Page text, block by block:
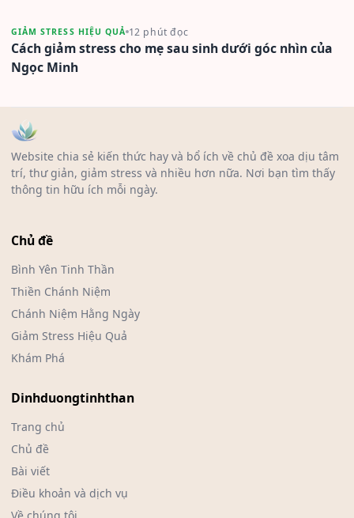
GIẢM STRESS HIỆU QUẢ 12 phút đọc
Cách giảm stress cho mẹ sau sinh dưới góc nhìn của
Ngọc Minh
Website chia sẻ kiến thức hay và bổ ích về chủ đề xoa dịu tâm
trí, thư giản, giảm stress và nhiều hơn nữa. Nơi bạn tìm thấy
thông tin hữu ích mỗi ngày.
Chủ đề
Bình Yên Tinh Thần
Thiền Chánh Niệm
Chánh Niệm Hằng Ngày
Giảm Stress Hiệu Quả
Khám Phá
Dinhduongtinhthan
Trang chủ
Chủ đề
Bài viết
Điều khoản và dịch vụ